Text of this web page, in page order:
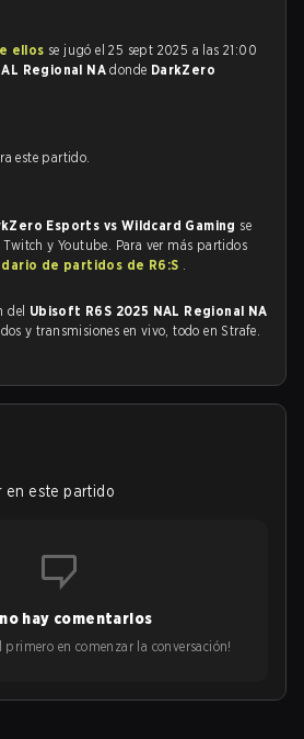
ellos se jugó el 25 sept 2025 a las 21:00
Regional NAdonde DarkZero
este partido.
Esports vs Wildcard Gaming se
y Youtube. Para ver más partidos
de partidos de R6:S .
del Ubisoft R6S 2025 NAL Regional NA
y transmisiones en vivo, todo en Strafe.
en este partido
hay comentarios
primero en comenzar la conversación!